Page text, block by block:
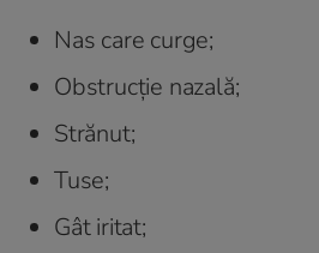
Nas care curge;
Obstrucție nazală;
Strănut;
Tuse;
Gât iritat;